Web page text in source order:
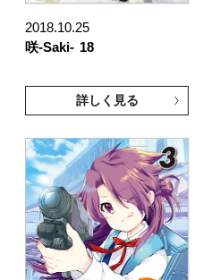
2018.10.25
咲-Saki- 18
詳しく見る